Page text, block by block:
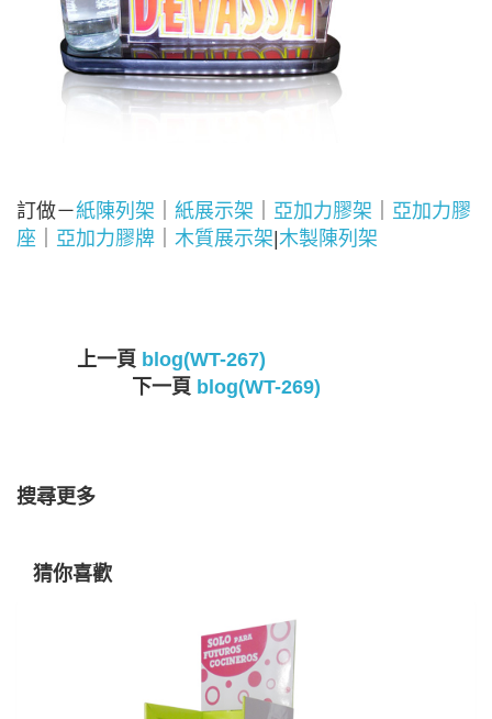
訂做－紙陳列架 紙展示架 亞加力膠架
亞加力膠
座
亞加力膠牌 木質展示架 木製陳列架
上一頁 blog(WT-267)
下一頁 blog(WT-269)
搜尋更多
猜你喜歡